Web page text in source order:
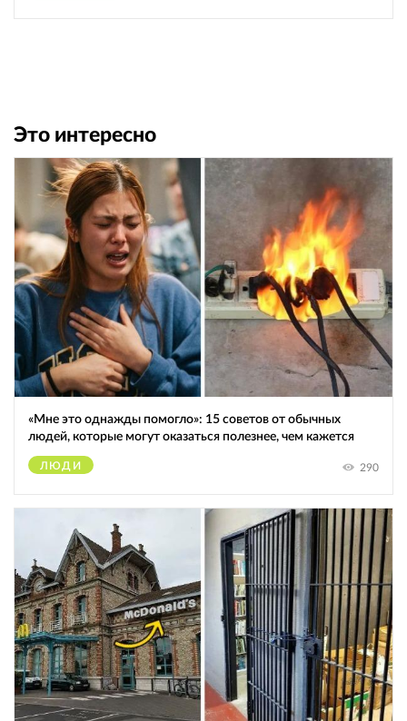
Это интересно
«Мне это однажды помогло»: 15 советов от обычных
людей, которые могут оказаться полезнее, чем кажется
ЛЮДИ 290